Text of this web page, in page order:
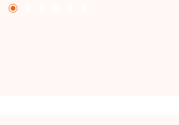
garantindo mais conforto e